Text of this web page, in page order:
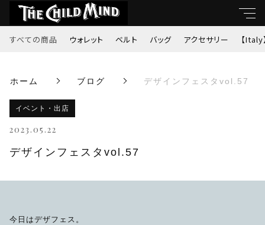
すべての商品 ウォレット ベルト バッグ アクセサリー 【Italy
ホーム ブログ デザインフェスタvol.57
イベント・出店
2023.05.22
デザインフェスタvol.57
今日はデザフェス。
すべて
ベルト
バッグ
子カテゴリ